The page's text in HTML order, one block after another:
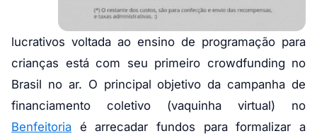
lucrativos voltada ao ensino de programação para
crianças está com seu primeiro crowdfunding no
Brasil no ar. O principal objetivo da campanha de
financiamento coletivo (vaquinha virtual) no
Benfeitoria é arrecadar fundos para formalizar a